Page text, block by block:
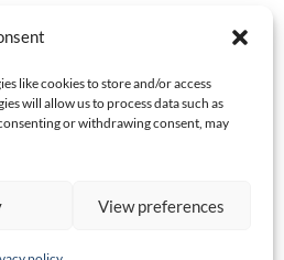
like cookies to store and/or access
will allow us to process data such as
or withdrawing consent, may
View preferences